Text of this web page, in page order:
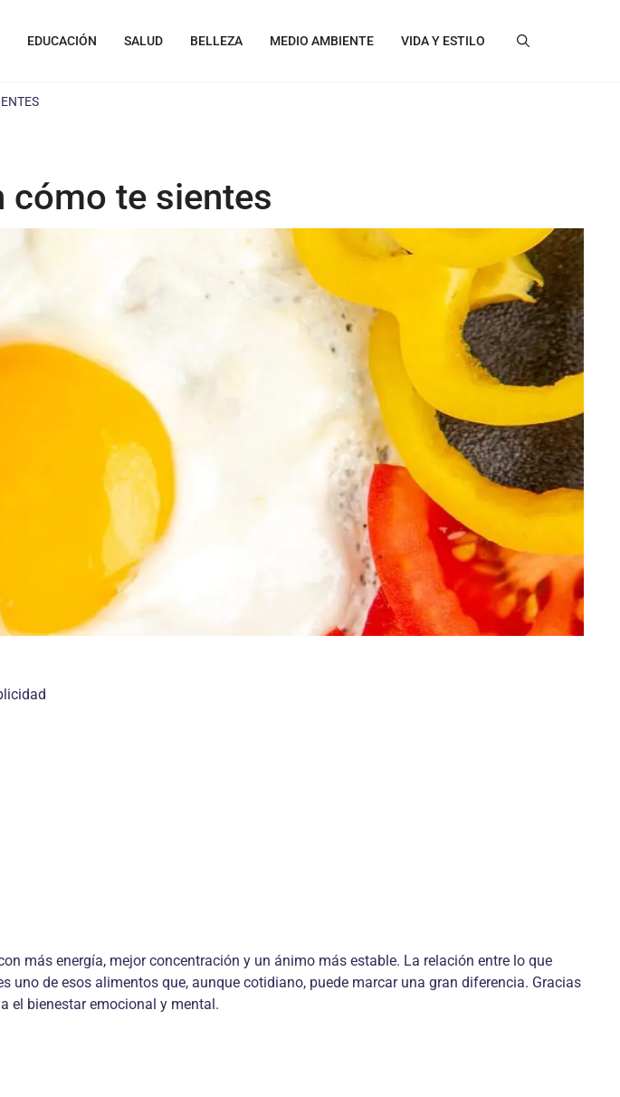
EDUCACIÓN SALUD BELLEZA MEDIO AMBIENTE VIDA Y ESTILO
cómo te sientes
más energía, mejor concentración y un ánimo más estable. La relación entre lo que
de esos alimentos que, aunque cotidiano, puede marcar una gran diferencia. Gracias
el bienestar emocional y mental.